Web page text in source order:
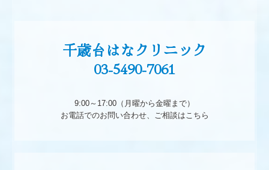
千歳台はなクリニック
03-5490-7061
9:00～17:00（月曜から金曜まで）
お電話でのお問い合わせ、ご相談はこちら